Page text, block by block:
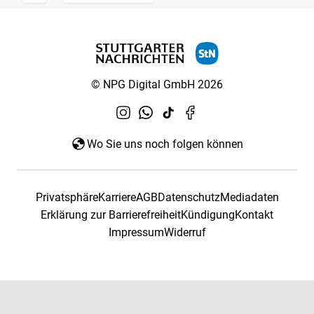
© NPG Digital GmbH 2026
Wo Sie uns noch folgen können
PrivatsphäreKarriereAGBDatenschutzMediadaten
Erklärung zur BarrierefreiheitKündigungKontakt
ImpressumWiderruf